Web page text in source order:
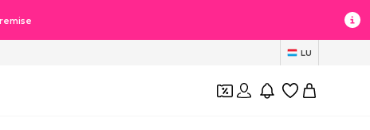
LU